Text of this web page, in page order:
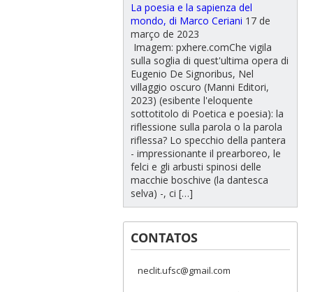
La poesia e la sapienza del
mondo, di Marco Ceriani 17 de
março de 2023
Imagem: pxhere.comChe vigila
sulla soglia di quest'ultima opera di
Eugenio De Signoribus, Nel
villaggio oscuro (Manni Editori,
2023) (esibente l'eloquente
sottotitolo di Poetica e poesia): la
riflessione sulla parola o la parola
riflessa? Lo specchio della pantera
- impressionante il prearboreo, le
felci e gli arbusti spinosi delle
macchie boschive (la dantesca
selva) -, ci […]
CONTATOS
neclit.ufsc@gmail.com